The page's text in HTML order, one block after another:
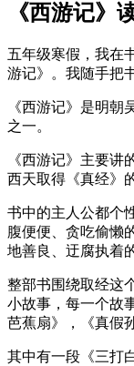
《西游记》
五年级寒假，我在
游记》。我随手把
《西游记》是明
之一。
《西游记》主要
西天取得《真经》
书中的主人公都个
腹便便、贪吃偷懒
地善良、迂腐执着
整部书围绕取经这
小故事，每一个故
芭蕉扇》，《真假
其中有一段《三打